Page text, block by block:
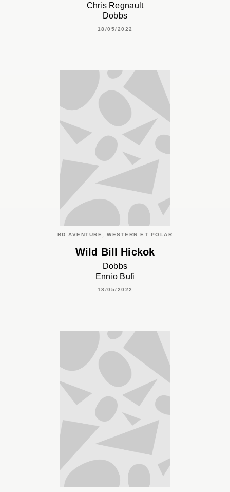
Chris Regnault
Dobbs
18/05/2022
BD AVENTURE, WESTERN ET POLAR
Wild Bill Hickok
Dobbs
Ennio Bufi
18/05/2022